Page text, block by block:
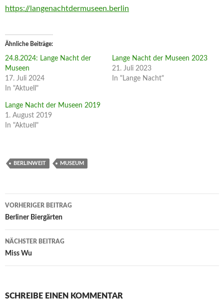
https://langenachtdermuseen.berlin
Ähnliche Beiträge
24.8.2024: Lange Nacht der
Museen
17. Juli 2024
In "Aktuell"
Lange Nacht der Museen 2023
21. Juli 2023
In "Lange Nacht"
Lange Nacht der Museen 2019
1. August 2019
In "Aktuell"
BERLINWEIT MUSEUM
Beitragsnavigation
VORHERIGER BEITRAG
Berliner Biergärten
NÄCHSTER BEITRAG
Miss Wu
SCHREIBE EINEN KOMMENTAR